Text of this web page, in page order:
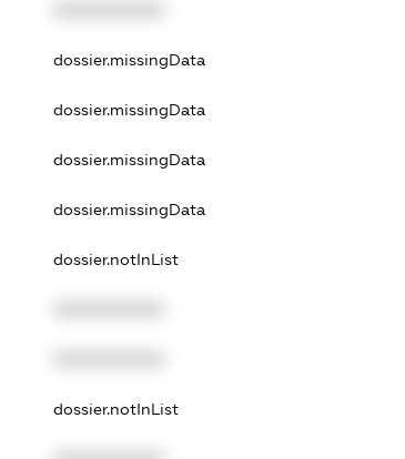
dossier.missingData
dossier.missingData
dossier.missingData
dossier.missingData
dossier.notInList
dossier.notInList